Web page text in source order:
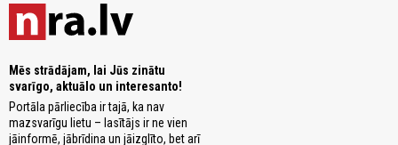
Mēs strādājam, lai Jūs zinātu
svarīgo, aktuālo un interesanto!
Portāla pārliecība ir tajā, ka nav
mazsvarīgu lietu – lasītājs ir ne vien
jāinformē, jābrīdina un jāizglīto, bet arī